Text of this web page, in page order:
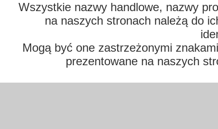
Wszystkie nazwy handlowe, nazwy
na naszych stronach należą do
Mogą być one zastrzeżonymi
prezentowane na naszych